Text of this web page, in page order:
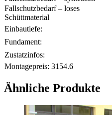
Fallschutzbedarf – loses
Schüttmaterial
Einbautiefe:
Fundament:
Zustatzinfos:
Montagepreis: 3154.6
Ähnliche Produkte